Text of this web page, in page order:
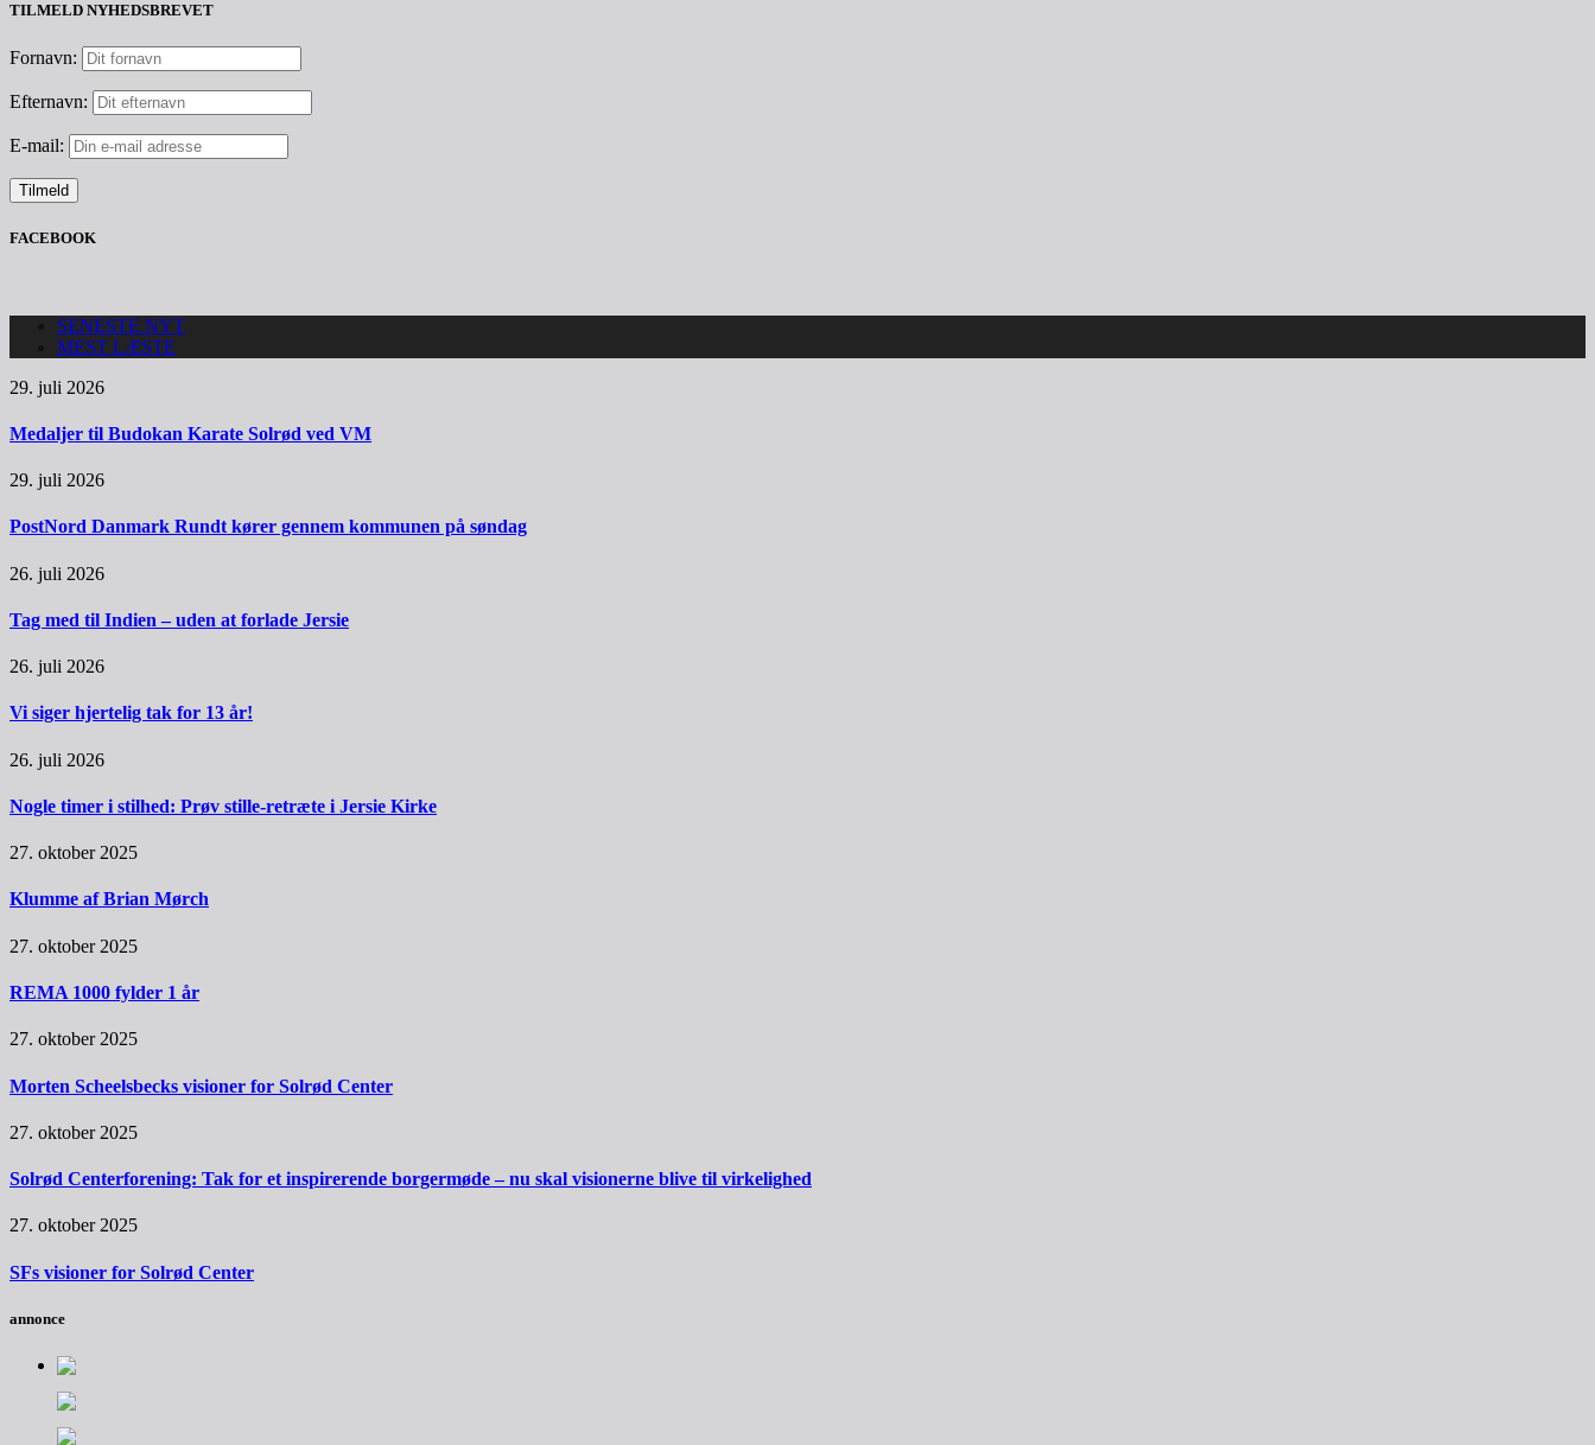
TILMELD NYHEDSBREVET
Fornavn:
Efternavn:
E-mail:
FACEBOOK
SENESTE NYT
MEST LÆSTE
29. juli 2026
Medaljer til Budokan Karate Solrød ved VM
29. juli 2026
PostNord Danmark Rundt kører gennem kommunen på søndag
26. juli 2026
Tag med til Indien – uden at forlade Jersie
26. juli 2026
Vi siger hjertelig tak for 13 år!
26. juli 2026
Nogle timer i stilhed: Prøv stille-retræte i Jersie Kirke
27. oktober 2025
Klumme af Brian Mørch
27. oktober 2025
REMA 1000 fylder 1 år
27. oktober 2025
Morten Scheelsbecks visioner for Solrød Center
27. oktober 2025
Solrød Centerforening: Tak for et inspirerende borgermøde – nu skal visionerne blive til virkelighed
27. oktober 2025
SFs visioner for Solrød Center
annonce